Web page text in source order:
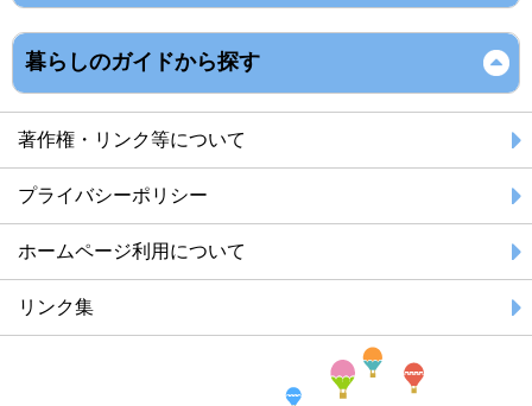
暮らしのガイドから探す
著作権・リンク等について
プライバシーポリシー
ホームページ利用について
リンク集